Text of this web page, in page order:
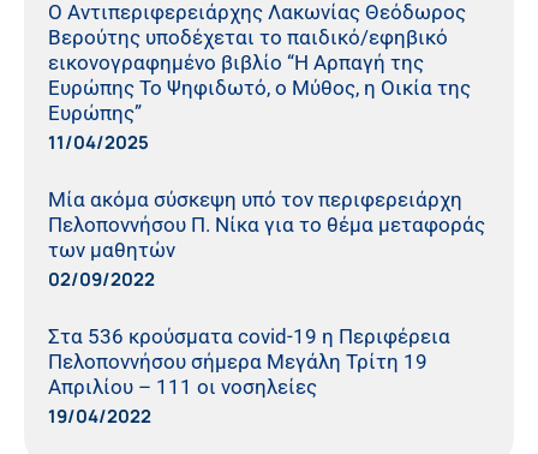
Ο Αντιπεριφερειάρχης Λακωνίας Θεόδωρος
Βερούτης υποδέχεται το παιδικό/εφηβικό
εικονογραφημένο βιβλίο “Η Αρπαγή της
Ευρώπης Το Ψηφιδωτό, ο Μύθος, η Οικία της
Ευρώπης”
11/04/2025
Μία ακόμα σύσκεψη υπό τον περιφερειάρχη
Πελοποννήσου Π. Νίκα για το θέμα μεταφοράς
των μαθητών
02/09/2022
Στα 536 κρούσματα covid-19 η Περιφέρεια
Πελοποννήσου σήμερα Μεγάλη Τρίτη 19
Απριλίου – 111 οι νοσηλείες
19/04/2022